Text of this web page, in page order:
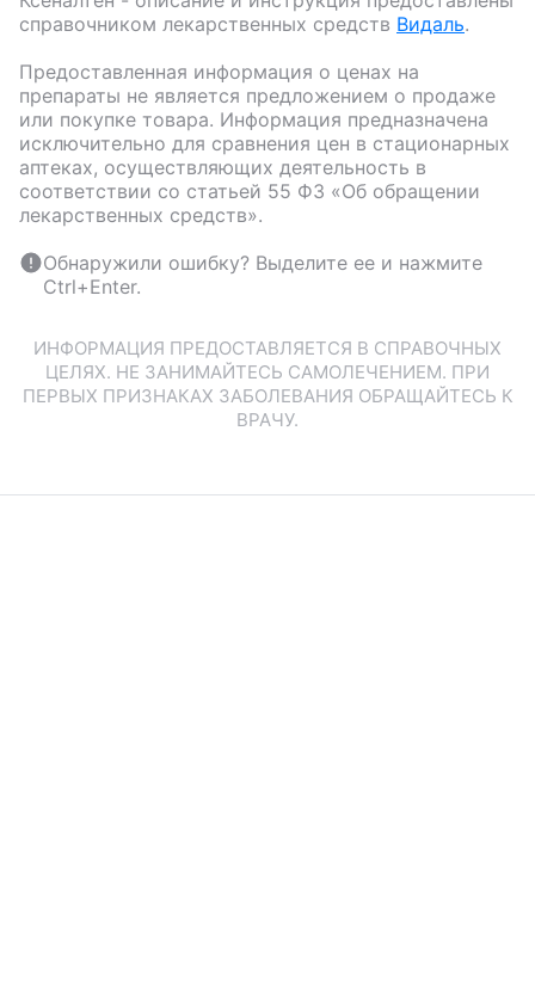
справочником лекарственных средств Видаль.
Предоставленная информация о ценах на
препараты не является предложением о продаже
или покупке товара. Информация предназначена
исключительно для сравнения цен в стационарных
аптеках, осуществляющих деятельность в
соответствии со статьей 55 ФЗ «Об обращении
лекарственных средств».
Обнаружили ошибку? Выделите ее и нажмите
Ctrl+Enter.
ИНФОРМАЦИЯ ПРЕДОСТАВЛЯЕТСЯ В СПРАВОЧНЫХ
ЦЕЛЯХ. НЕ ЗАНИМАЙТЕСЬ САМОЛЕЧЕНИЕМ. ПРИ
ПЕРВЫХ ПРИЗНАКАХ ЗАБОЛЕВАНИЯ ОБРАЩАЙТЕСЬ К
ВРАЧУ.